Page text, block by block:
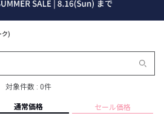
ク)
対象件数 : 0件
通常価格 セール価格